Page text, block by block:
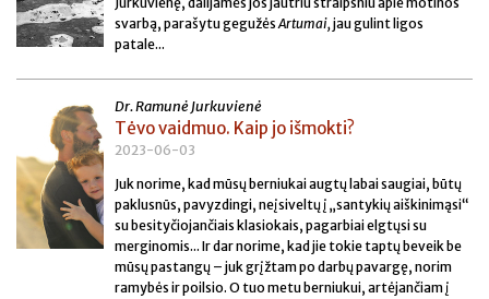
svarbą, parašytu gegužėsArtumai, jau gulint ligos
patale...
Dr. Ramunė Jurkuvienė
Tėvo vaidmuo. Kaip jo išmokti?
2023-06-03
Juk norime, kad mūsų berniukai augtų labai saugiai, būtų
paklusnūs, pavyzdingi, neįsiveltų į „santykių aiškinimąsi“
su besityčiojančiais klasiokais, pagarbiai elgtųsi su
merginomis... Ir dar norime, kad jie tokie taptų beveik be
mūsų pastangų – juk grįžtam po darbų pavargę, norim
ramybės ir poilsio. O tuo metu berniukui, artėjančiam į